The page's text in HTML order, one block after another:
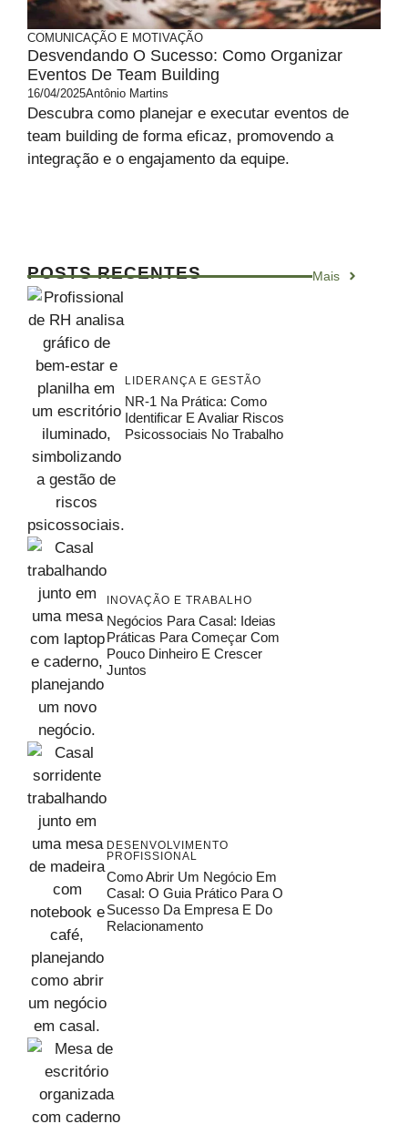
COMUNICAÇÃO E MOTIVAÇÃO
Desvendando O Sucesso: Como Organizar
Eventos De Team Building
16/04/2025Antônio Martins
Descubra como planejar e executar eventos de
team building de forma eficaz, promovendo a
integração e o engajamento da equipe.
POSTS RECENTES Mais
LIDERANÇA E GESTÃO
NR-1 Na Prática: Como
Identificar E Avaliar Riscos
Psicossociais No Trabalho
INOVAÇÃO E TRABALHO
Negócios Para Casal: Ideias
Práticas Para Começar Com
Pouco Dinheiro E Crescer
Juntos
DESENVOLVIMENTO
PROFISSIONAL
Como Abrir Um Negócio Em
Casal: O Guia Prático Para O
Sucesso Da Empresa E Do
Relacionamento